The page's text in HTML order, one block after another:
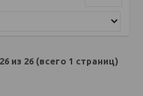
из 26 (всего 1 страниц)